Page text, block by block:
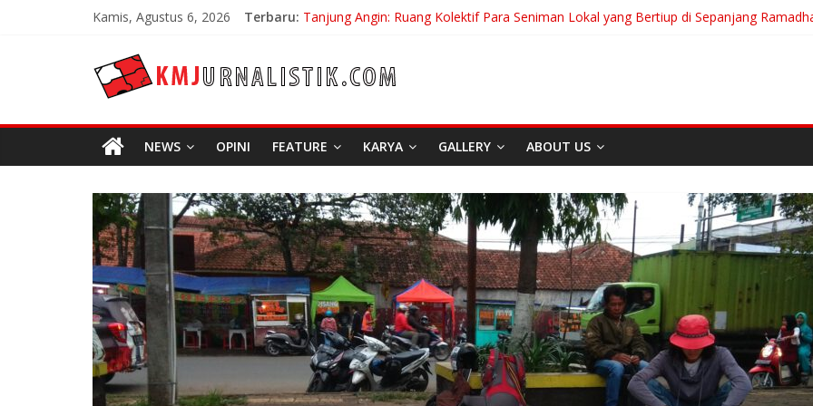
Kamis, Agustus 6, 2026 Terbaru: Tanjung Angin: Ruang Kolektif Para Seniman Lokal yang Bertiup di Sepanjang
Bojan Hodak Sang “Messiah” Dari Zagreb Untuk Bandung
KMJURNALISTIK
NEWS OPINI FEATURE KARYA GALLERY ABOUT US
Berita Event Home Media
I
Sekitar Bandung
Di Bandung Di Asia Afrika
Untuk Dunia Tanpa
Zionisme dan Kolonialisme
April 20, 2026 Admin
Film Home
Carpe
Akan
Kita Pilih/
Meminta
Juli 31, 2026